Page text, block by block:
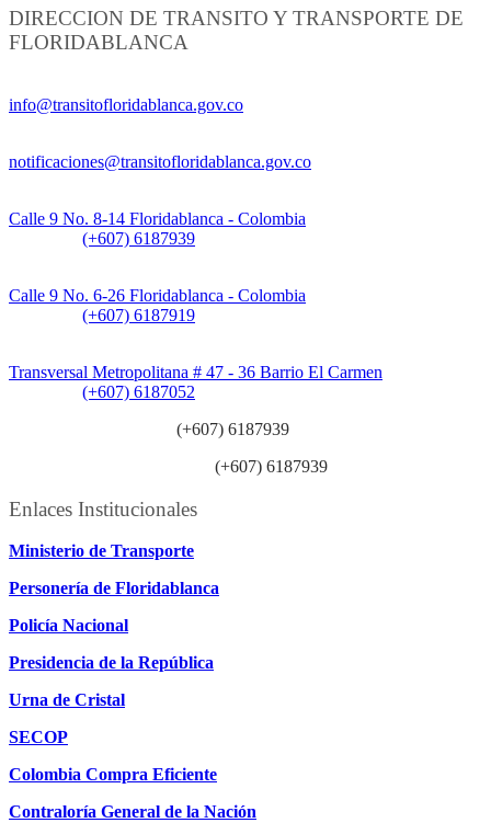
DIRECCION DE TRANSITO Y TRANSPORTE DE
FLORIDABLANCA
info@transitofloridablanca.gov.co
notificaciones@transitofloridablanca.gov.co
Calle 9 No. 8-14 Floridablanca - Colombia
(+607) 6187939
Calle 9 No. 6-26 Floridablanca - Colombia
(+607) 6187919
Transversal Metropolitana # 47 - 36 Barrio El Carmen
(+607) 6187052
(+607) 6187939
(+607) 6187939
Enlaces Institucionales
Ministerio de Transporte
Personería de Floridablanca
Policía Nacional
Presidencia de la República
Urna de Cristal
SECOP
Colombia Compra Eficiente
Contraloría General de la Nación